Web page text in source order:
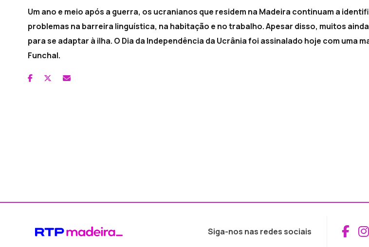
Um ano e meio após a guerra, os ucranianos que residem na Madeira continuam a
problemas na barreira linguística, na habitação e no trabalho. Apesar disso, muitos
para se adaptar à ilha. O Dia da Independência da Ucrânia foi assinalado hoje com uma
Funchal.
Siga-nos nas redes sociais